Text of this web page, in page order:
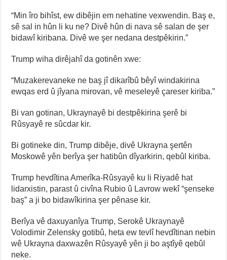
“Min îro bihîst, ew dibêjin em nehatine vexwendin. Baş e,
sê sal in hûn li ku ne? Divê hûn di nava sê salan de şer
bidawî kiribana. Divê we şer nedana destpêkirin.”
Trump wiha dirêjahî da gotinên xwe:
“Muzakerevaneke ne baş jî dikarîbû bêyî windakirina
ewqas erd û jîyana mirovan, vê meseleyê çareser kiriba.”
Bi van gotinan, Ukraynayê bi destpêkirina şerê bi
Rûsyayê re sûcdar kir.
Bi gotineke din, Trump dibêje, divê Ukrayna şertên
Moskowê yên berîya şer hatibûn dîyarkirin, qebûl kiriba.
Trump hevdîtina Amerîka-Rûsyayê ku li Riyadê hat
lidarxistin, parast û civîna Rubio û Lavrow wekî “şenseke
baş” a ji bo bidawîkirina şer pênase kir.
Berîya vê daxuyanîya Trump, Serokê Ukraynayê
Volodimir Zelensky gotibû, heta ew tevlî hevdîtinan nebin
wê Ukrayna daxwazên Rûsyayê yên ji bo aştîyê qebûl
neke.